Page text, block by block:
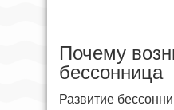
Почему
бессонница
Развитие